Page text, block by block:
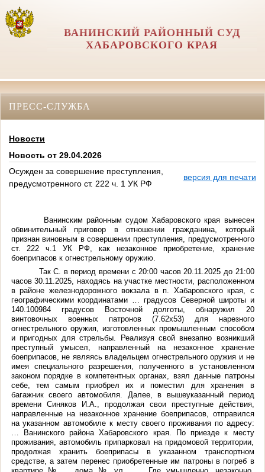
ВАНИНСКИЙ РАЙОННЫЙ СУД
ХАБАРОВСКОГО КРАЯ
ПРЕСС-СЛУЖБА
Новости
Новость от 29.04.2026
Осужден за совершение преступления,
предусмотренного ст. 222 ч. 1 УК РФ
версия для печати
Ванинским районным судом Хабаровского края вынесен
обвинительный приговор в отношении гражданина, который
признан виновным в совершении преступления, предусмотренного
ст. 222 ч.1 УК РФ , как незаконное приобретение, хранение
боеприпасов к огнестрельному оружию.
Так С. в период времени с 20:00 часов 20.11.2025 до 21:00
часов 30.11.2025, находясь на участке местности, расположенном
в районе железнодорожного вокзала в п. Хабаровского края, с
географическими координатами … градусов Северной широты и
140.100984 градусов Восточной долготы, обнаружил 20
винтовочных военных патронов (7.62x53) для нарезного
огнестрельного оружия, изготовленных промышленным способом
и пригодных для стрельбы. Реализуя свой внезапно возникший
преступный умысел, направленный на незаконное хранение
боеприпасов, не являясь владельцем огнестрельного оружия и не
имея специального разрешения, полученного в установленном
законом порядке в компетентных органах, взял данные патроны
себе, тем самым приобрел их и поместил для хранения в
багажник своего автомобиля. Далее, в вышеуказанный период
времени Синяков И.А., продолжая свои преступные действия,
направленные на незаконное хранение боеприпасов, отправился
на указанном автомобиле к месту своего проживания по адресу:
… Ванинского района Хабаровского края. По приезде к месту
проживания, автомобиль припарковал на придомовой территории,
продолжая хранить боеприпасы в указанном транспортном
средстве, а затем перенес приобретенные им патроны в погреб в